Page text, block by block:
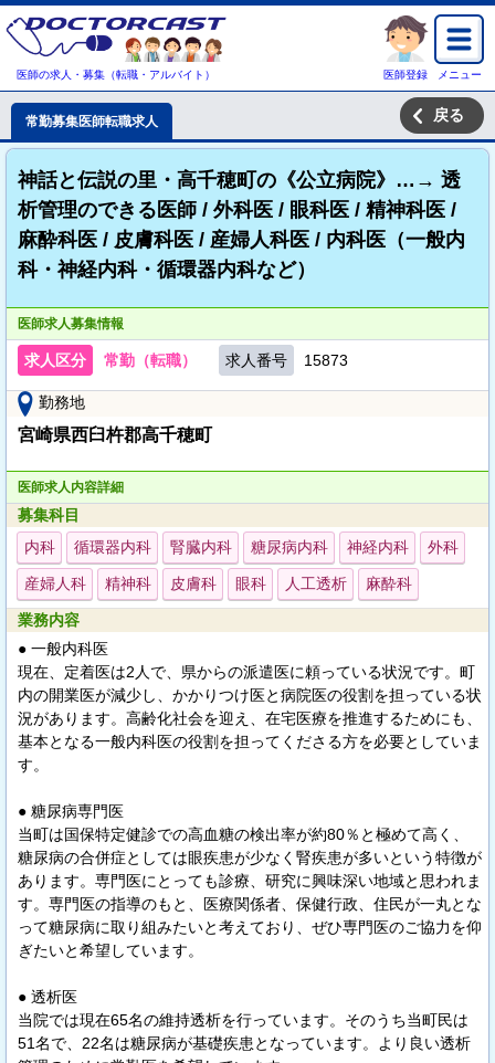
医師の求人・募集（転職・アルバイト） 医師登録 メニュー
常勤募集医師転職求人 戻る
神話と伝説の里・高千穂町の《公立病院》…→ 透
析管理のできる医師 / 外科医 / 眼科医 / 精神科医 /
麻酔科医 / 皮膚科医 / 産婦人科医 / 内科医（一般内
科・神経内科・循環器内科など）
医師求人募集情報
求人区分 常勤（転職） 求人番号 15873
勤務地
宮崎県西臼杵郡高千穂町
医師求人内容詳細
募集科目
内科
循環器内科 腎臓内科 糖尿病内科 神経内科 外科
産婦人科 精神科 皮膚科 眼科 人工透析 麻酔科
業務内容
● 一般内科医
現在、定着医は2人で、県からの派遣医に頼っている状況です。町
内の開業医が減少し、かかりつけ医と病院医の役割を担っている状
況があります。高齢化社会を迎え、在宅医療を推進するためにも、
基本となる一般内科医の役割を担ってくださる方を必要としていま
す。
● 糖尿病専門医
当町は国保特定健診での高血糖の検出率が約80％と極めて高く、
糖尿病の合併症としては眼疾患が少なく腎疾患が多いという特徴が
あります。専門医にとっても診療、研究に興味深い地域と思われま
す。専門医の指導のもと、医療関係者、保健行政、住民が一丸とな
って糖尿病に取り組みたいと考えており、ぜひ専門医のご協力を仰
ぎたいと希望しています。
● 透析医
当院では現在65名の維持透析を行っています。そのうち当町民は
51名で、22名は糖尿病が基礎疾患となっています。より良い透析